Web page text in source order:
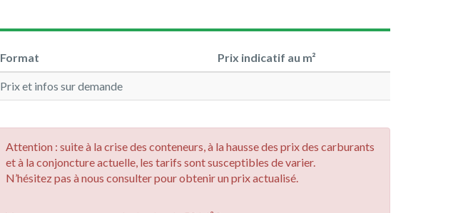
Format Prix indicatif au m²
Prix et infos sur demande
Attention : suite à la crise des conteneurs, à la hausse des prix des carburants
et à la conjoncture actuelle, les tarifs sont susceptibles de varier.
N’hésitez pas à nous consulter pour obtenir un prix actualisé.